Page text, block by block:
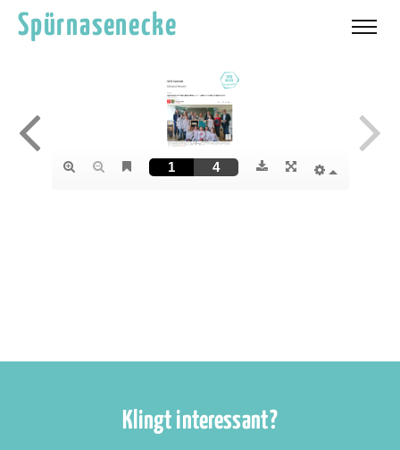
Spürnasenecke
Klingt interessant?